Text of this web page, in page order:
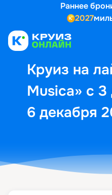
Раннее
2027
Круиз на
Musica» с
6 декабря